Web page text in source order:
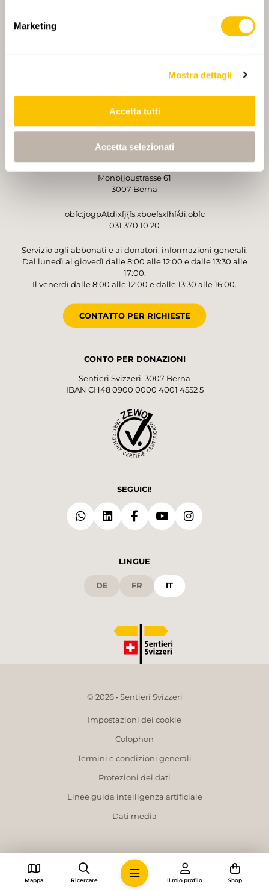
Marketing
Mostra dettagli
Accetta tutti
Accetta selezionati
PARTNER PRINCIPALE E PARTNER DI TRASPORTO
GESTORE
Monbijoustrasse 61
3007 Berna
obfc:jogpAtdixfj{fs.xboefsxfhf/di:obfc
031 370 10 20
Servizio agli abbonati e ai donatori; informazioni generali.
Dal lunedì al giovedì dalle 8:00 alle 12:00 e dalle 13:30 alle
17:00.
Il venerdì dalle 8:00 alle 12:00 e dalle 13:30 alle 16:00.
CONTATTO PER RICHIESTE
CONTO PER DONAZIONI
Sentieri Svizzeri, 3007 Berna
IBAN CH48 0900 0000 4001 4552 5
SEGUICI!
LINGUE
DE FR IT
© 2026 • Sentieri Svizzeri
Impostazioni dei cookie
Colophon
Termini e condizioni generali
Protezioni dei dati
Linee guida intelligenza artificiale
Dati media
Mappa Ricercare Il mio profilo Shop